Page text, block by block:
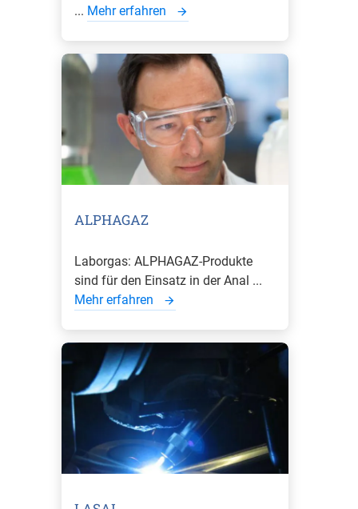
... Mehr erfahren
ALPHAGAZ
Laborgas: ALPHAGAZ-Produkte
sind für den Einsatz in der Anal ...
Mehr erfahren